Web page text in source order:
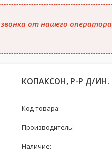
от нашего оператора
КОПАКСОН, Р-Р Д/
Код товара:
Производитель:
Наличие: